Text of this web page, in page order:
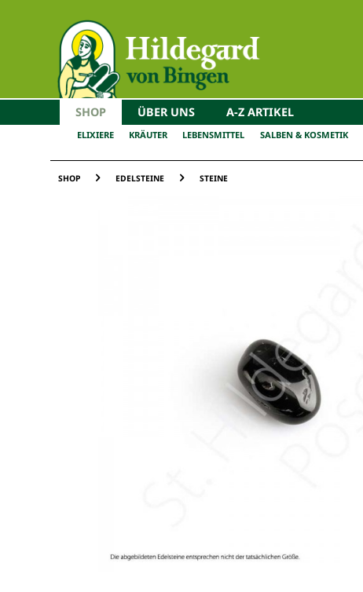
SHOP ÜBER UNS A-Z ARTIKEL
ELIXIERE KRÄUTER LEBENSMITTEL SALBEN & KOSMETIK
SHOP EDELSTEINE STEINE